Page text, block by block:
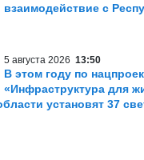
взаимодействие с
5 августа 2026 13:50
В этом году по
«Инфраструктура для
установят 37